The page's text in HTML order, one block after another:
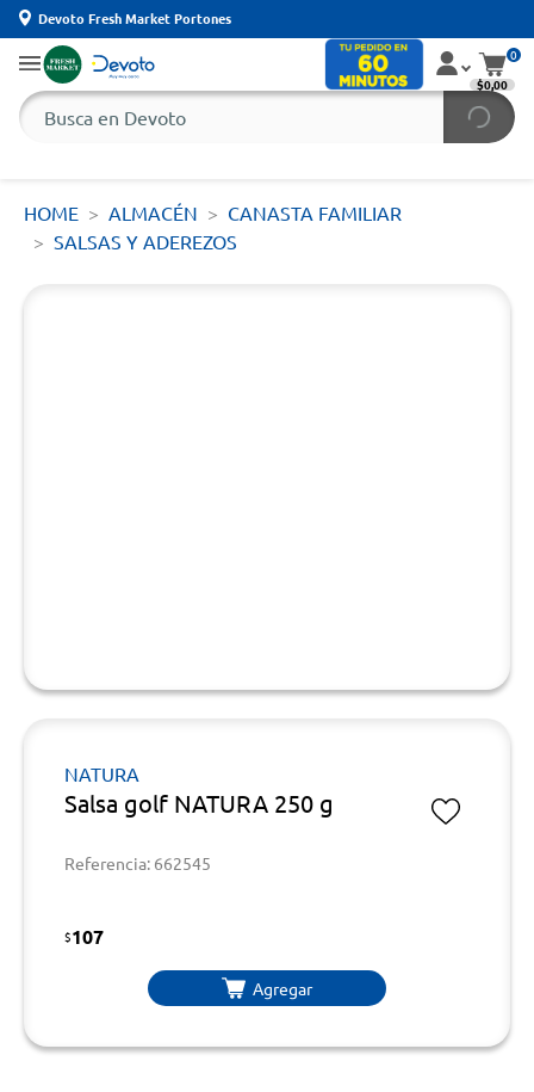
Devoto Fresh Market Portones
0
$0,00
HOME ALMACÉN
CANASTA FAMILIAR
SALSAS Y ADEREZOS
NATURA
Salsa golf NATURA 250 g
Referencia: 662545
$107
Agregar